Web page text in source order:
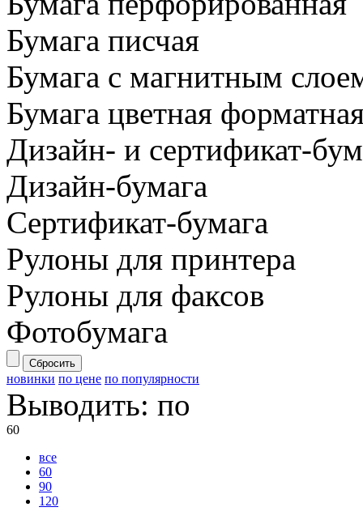
Бумага писчая
Бумага с магнитным
Бумага цветная
Дизайн- и сертификат-
Дизайн-бумага
Сертификат-бумага
Рулоны для принтера
Рулоны для факсов
Фотобумага
Сбросить
новинки по цене по популярности
Выводить: по
60
все
60
90
120